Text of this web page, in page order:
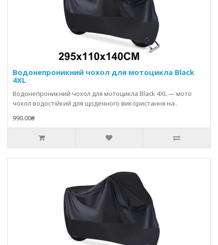
Водонепроникний чохол для мотоцикла Black
4XL
Водонепроникний чохол для мотоцикла Black 4XL — мото
чохол водостійкий для щоденного використання на..
990.00₴